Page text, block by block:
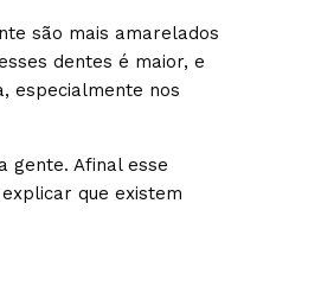
são mais amarelados
dentes é maior, e
especialmente nos
gente. Afinal esse
que existem